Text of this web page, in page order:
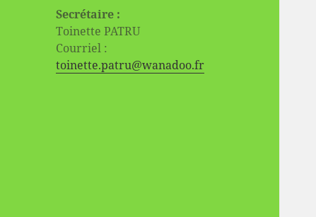
Secrétaire :
Toinette PATRU
Courriel :
toinette.patru@wanadoo.fr